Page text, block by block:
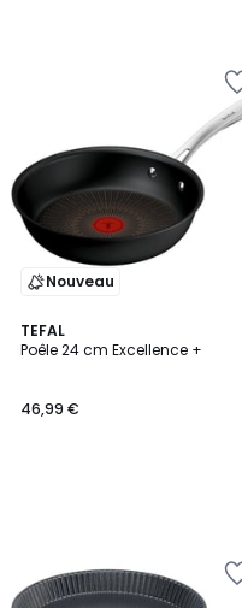
Nouveau
TEFAL
Poêle 24 cm Excellence +
46,99 €